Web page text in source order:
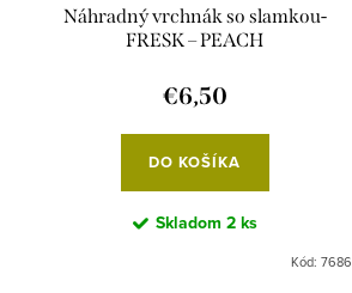
Náhradný vrchnák so slamkou-
FRESK – PEACH
€6,50
DO KOŠÍKA
Skladom 2 ks
Kód: 7686